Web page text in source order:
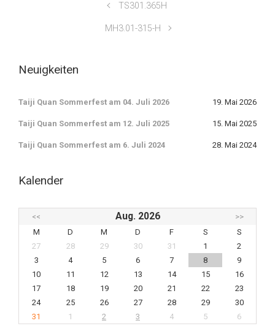
TS301.365H
MH3.01-315-H
Neuigkeiten
Taiji Quan Sommerfest am 04. Juli 2026 19. Mai 2026
Taiji Quan Sommerfest am 12. Juli 2025 15. Mai 2025
Taiji Quan Sommerfest am 6. Juli 2024 28. Mai 2024
Kalender
<< Aug. 2026
>>
M
D M D F S
S
27
28 29 30 31 1
2
3
4 5 6 7 8
9
10
11 12 13 14 15
16
17
18 19 20 21 22
23
24
25 26 27 28 29
30
31
1 2 3 4 5
6